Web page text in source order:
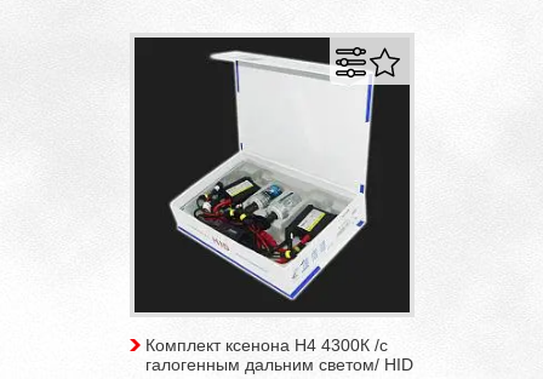
Комплект ксенона H4 4300К /c
галогенным дальним светом/ HID